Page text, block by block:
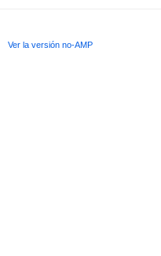
Ver la versión no-AMP